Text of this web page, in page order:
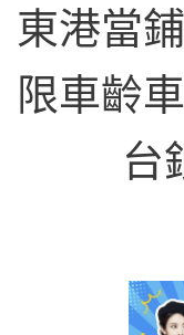
東港當
限車齡
台